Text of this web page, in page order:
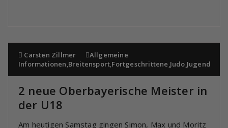
Carsten Zillmer
Allgemeine
Informationen,Breitensport,Fortgeschrittene,Judo,Jugend
2 neue Oberbayerische Meister in
der U18
Am heutigen Samstag gingen Simon, Max und Moritz